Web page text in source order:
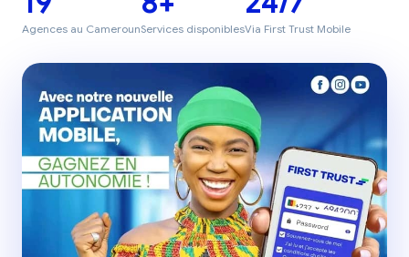
Agences au CamerounServices disponiblesVia First Trust Mobile